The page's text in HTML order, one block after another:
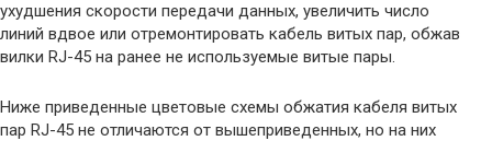
ухудшения скорости передачи данных, увеличить число
линий вдвое или отремонтировать кабель витых пар, обжав
вилки RJ-45 на ранее не используемые витые пары.
Ниже приведенные цветовые схемы обжатия кабеля витых
пар RJ-45 не отличаются от вышеприведенных, но на них